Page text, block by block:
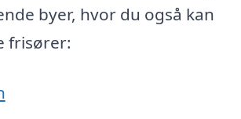
byer, hvor du også kan
frisører: